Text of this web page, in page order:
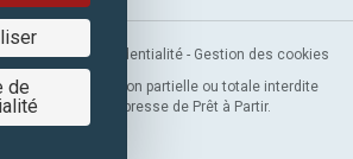
Politique de confidentialité - Gestion des cookies
à Partir. Reproduction partielle ou totale interdite
préalable et expresse de Prêt à Partir.
de